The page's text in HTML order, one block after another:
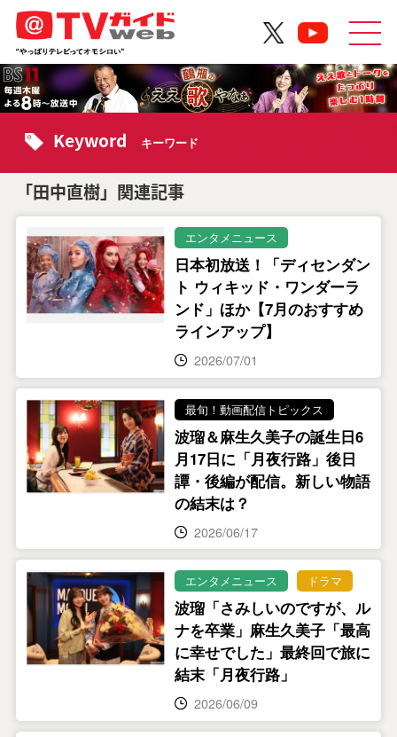
Keyword キーワード
「田中直樹」関連記事
エンタメニュース
日本初放送！「ディセンダン
ト ウィキッド・ワンダーラ
ンド」ほか【7月のおすすめ
ラインアップ】
2026/07/01
最旬！動画配信トピックス
波瑠＆麻生久美子の誕生日6
月17日に「月夜行路」後日
譚・後編が配信。新しい物語
の結末は？
2026/06/17
エンタメニュース ドラマ
波瑠「さみしいのですが、ル
ナを卒業」麻生久美子「最高
に幸せでした」最終回で旅に
結末「月夜行路」
2026/06/09